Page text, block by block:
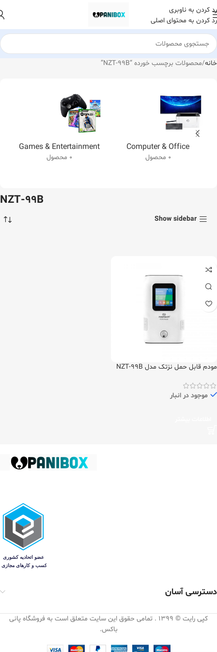
رد کردن به ناوبری
رد کردن به محتوای اصلی
خانه محصولات برچسب خورده “NZT-99B”
Computer & Office
0 محصول
Games & Entertainment
0 محصول
NZT-99B
Show sidebar
مودم قابل حمل نزتک مدل NZT-99B
موجود در انبار
دسترسی آسان
کپی رایت © 1399 . تمامی حقوق این سایت متعلق است به فروشگاه پانی
باکس.